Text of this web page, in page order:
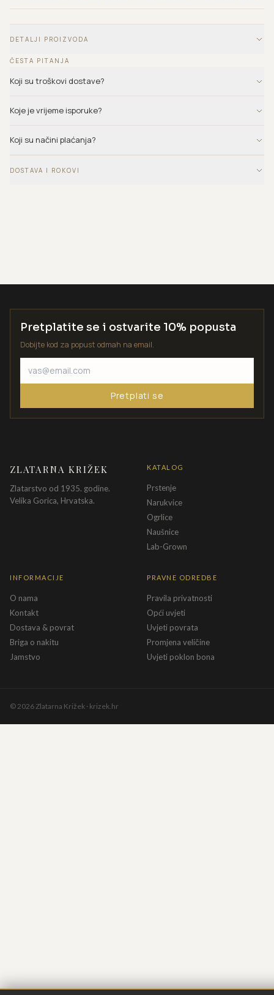
DETALJI PROIZVODA
ČESTA PITANJA
Koji su troškovi dostave?
Koje je vrijeme isporuke?
Koji su načini plaćanja?
DOSTAVA I ROKOVI
Pretplatite se i ostvarite 10% popusta
Dobijte kod za popust odmah na email.
Pretplati se
ZLATARNA KRIŽEK
Zlatarstvo od 1935. godine.
Velika Gorica, Hrvatska.
KATALOG
Prstenje
Narukvice
Ogrlice
Naušnice
Lab-Grown
INFORMACIJE
O nama
Kontakt
Dostava & povrat
Briga o nakitu
Jamstvo
PRAVNE ODREDBE
Pravila privatnosti
Opći uvjeti
Uvjeti povrata
Promjena veličine
Uvjeti poklon bona
©2026Zlatarna Križek · krizek.hr